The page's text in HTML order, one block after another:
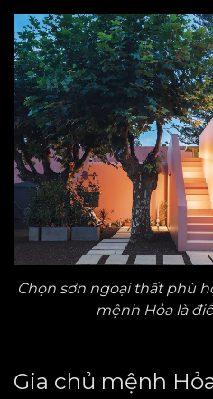
Chọn sơn ngoại thấtphù
mệnh Hỏa là
Gia chủ mệnh